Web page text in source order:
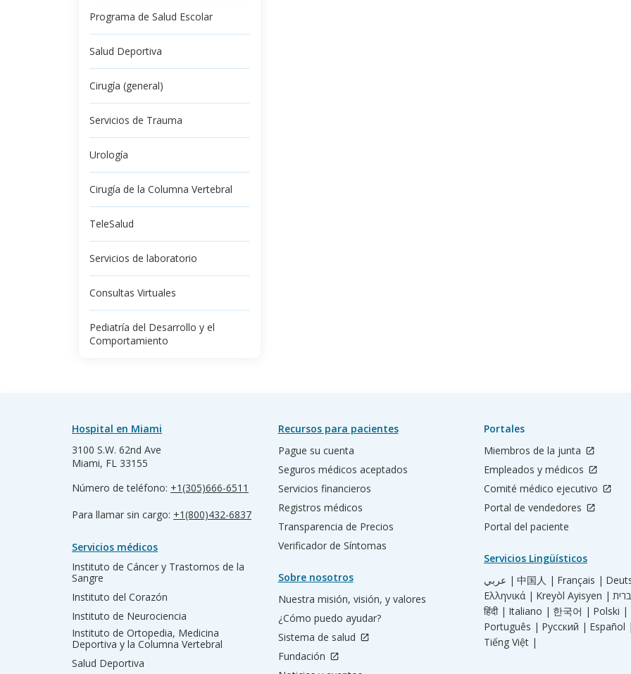
Programa de Salud Escolar
Salud Deportiva
Cirugía (general)
Servicios de Trauma
Urología
Cirugía de la Columna Vertebral
TeleSalud
Servicios de laboratorio
Consultas Virtuales
Pediatría del Desarrollo y el
Comportamiento
Hospital en Miami
3100 S.W. 62nd Ave
Miami, FL 33155
Número de teléfono: +1(305)666-6511
Para llamar sin cargo: +1(800)432-6837
Servicios médicos
Instituto de Cáncer y Trastornos de la
Sangre
Instituto del Corazón
Instituto de Neurociencia
Instituto de Ortopedia, Medicina
Deportiva y la Columna Vertebral
Salud Deportiva
Recursos para pacientes
Pague su cuenta
Seguros médicos aceptados
Servicios financieros
Registros médicos
Transparencia de Precios
Verificador de Síntomas
Sobre nosotros
Nuestra misión, visión, y valores
¿Cómo puedo ayudar?
Sistema de salud
Fundación
Portales
Miembros de la junta
Empleados y médicos
Comité médico ejecutivo
Portal de vendedores
Portal del paciente
Servicios Lingüísticos
عربي | 中国人 | Français |
Ελληνικά | Kreyòl Ayisyen |
हिंदी | Italiano | 한국어 | Polski |
Português | Русский | Español |
Tiếng Việt |